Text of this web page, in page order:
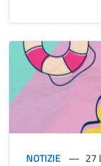
NOTIZIE 27